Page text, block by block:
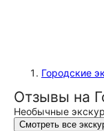
Городские
Отзывы на
Необычные
Смотреть все